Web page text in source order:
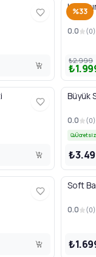
%33
0.0 (0)
₺2.999
Büyük
0.0 (0)
Ücretsiz
Soft
0.0 (0)